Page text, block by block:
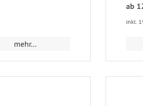
mehr...
ab
inkl.